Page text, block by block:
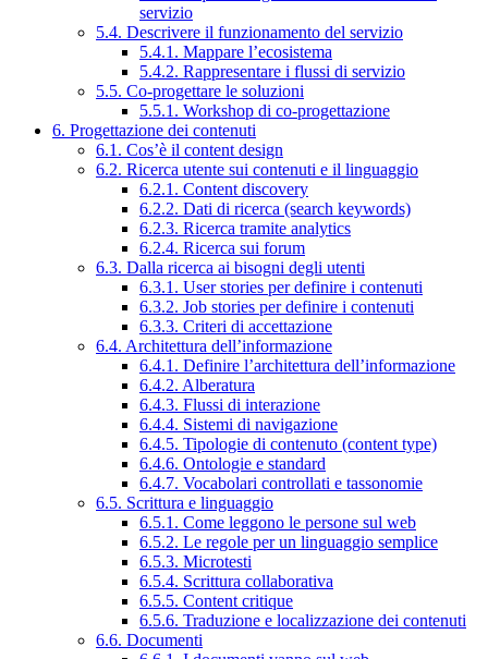
servizio
5.4. Descrivere il funzionamento del servizio
5.4.1. Mappare l’ecosistema
5.4.2. Rappresentare i flussi di servizio
5.5. Co-progettare le soluzioni
5.5.1. Workshop di co-progettazione
6. Progettazione dei contenuti
6.1. Cos’è il content design
6.2. Ricerca utente sui contenuti e il linguaggio
6.2.1. Content discovery
6.2.2. Dati di ricerca (search keywords)
6.2.3. Ricerca tramite analytics
6.2.4. Ricerca sui forum
6.3. Dalla ricerca ai bisogni degli utenti
6.3.1. User stories per definire i contenuti
6.3.2. Job stories per definire i contenuti
6.3.3. Criteri di accettazione
6.4. Architettura dell’informazione
6.4.1. Definire l’architettura dell’informazione
6.4.2. Alberatura
6.4.3. Flussi di interazione
6.4.4. Sistemi di navigazione
6.4.5. Tipologie di contenuto (content type)
6.4.6. Ontologie e standard
6.4.7. Vocabolari controllati e tassonomie
6.5. Scrittura e linguaggio
6.5.1. Come leggono le persone sul web
6.5.2. Le regole per un linguaggio semplice
6.5.3. Microtesti
6.5.4. Scrittura collaborativa
6.5.5. Content critique
6.5.6. Traduzione e localizzazione dei contenuti
6.6. Documenti